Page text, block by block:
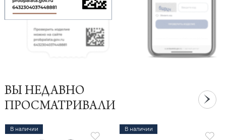
ВЫ НЕДАВНО
ПРОСМАТРИВАЛИ
В наличии В наличии